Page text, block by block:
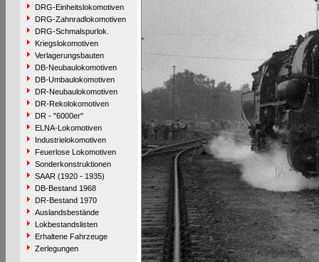
DRG-Einheitslokomotiven
DRG-Zahnradlokomotiven
DRG-Schmalspurlok.
Kriegslokomotiven
Verlagerungsbauten
DB-Neubaulokomotiven
DB-Umbaulokomotiven
DR-Neubaulokomotiven
DR-Rekolokomotiven
DR - "6000er"
ELNA-Lokomotiven
Industrielokomotiven
Feuerlose Lokomotiven
Sonderkonstruktionen
SAAR (1920 - 1935)
DB-Bestand 1968
DR-Bestand 1970
Auslandsbestände
Lokbestandslisten
Erhaltene Fahrzeuge
Zerlegungen